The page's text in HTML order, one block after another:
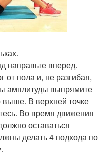
направьте вперед.
от пола и, не разгибая,
амплитуды выпрямите
выше. В верхней точке
Во время движения
оставаться
делать 4 подхода по